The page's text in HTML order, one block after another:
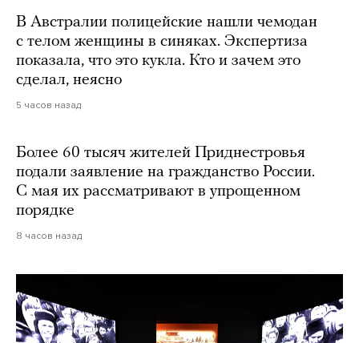
В Австралии полицейские нашли чемодан
с телом женщины в синяках. Экспертиза
показала, что это кукла. Кто и зачем это
сделал, неясно
5 часов назад
Более 60 тысяч жителей Приднестровья
подали заявление на гражданство России.
С мая их рассматривают в упрощенном
порядке
8 часов назад